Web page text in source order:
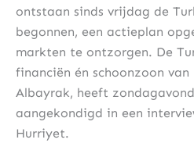
ontstaan sinds vrijdag de
begonnen, een actieplan
markten te ontzorgen. De
financiën én schoonzoon
Albayrak, heeft
aangekondigd in een
Hurriyet.